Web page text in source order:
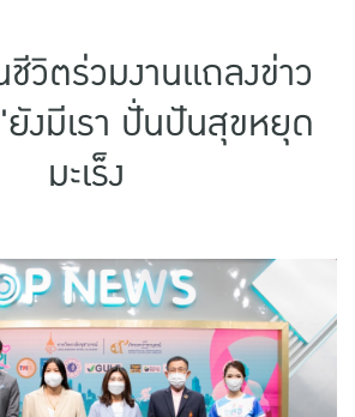
กับช่วงอายุ
หมาะกับคุณ
วิตร่วมงานแถลงข่าว
งมีเรา ปั่นปันสุขหยุด
มะเร็ง